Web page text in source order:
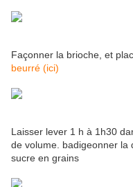
Façonner la brioche, et
beurré (ici)
Laisser lever 1 h à 1h30
de volume. badigeonner la
sucre en grains